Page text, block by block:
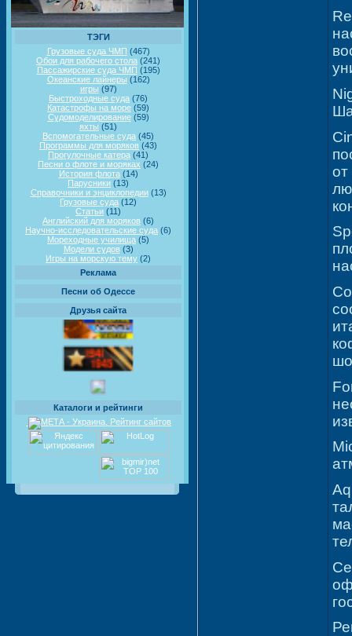
ТЭГИ
Грузовые суда ЧМП (467)
Обои для рабочего стола (241)
Пассажирские суда ЧМП (195)
Океанские лайнеры (162)
игры (97)
Быстроходные суда (76)
Катастрофы на море (59)
Судомоделирование(59)
яхты (51)
Вспомогательные суда (45)
Программы для моряков (43)
Прогулочные катера (41)
Песни о флоте и моряках (24)
История флота(14)
Парусники (13)
Справочники и энциклопедии(13)
Грузовые суда (12)
Статьи (11)
Английский для моряков (6)
Научно-исследовательские суда (6)
Мореходные училища (5)
Модели судов(3)
Игры на морскую тему (2)
Реклама
Песни об Одессе
Друзья сайта
Каталоги и рейтинги